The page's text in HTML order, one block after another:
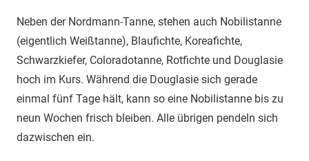
Neben der Nordmann-Tanne, stehen auch Nobilistanne
(eigentlich Weißtanne), Blaufichte, Koreafichte,
Schwarzkiefer, Coloradotanne, Rotfichte und Douglasie
hoch im Kurs. Während die Douglasie sich gerade
einmal fünf Tage hält, kann so eine Nobilistanne bis zu
neun Wochen frisch bleiben. Alle übrigen pendeln sich
dazwischen ein.